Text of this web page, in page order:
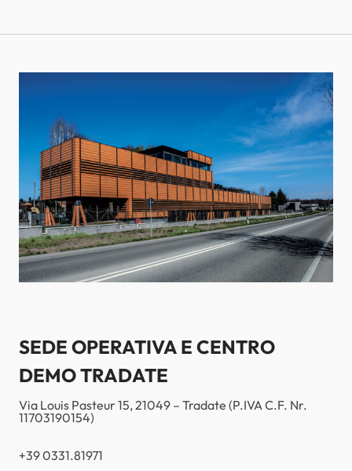
SEDE OPERATIVA E CENTRO
DEMO TRADATE
Via Louis Pasteur 15, 21049 – Tradate (P.IVA C.F. Nr.
11703190154)
+39 0331.81971